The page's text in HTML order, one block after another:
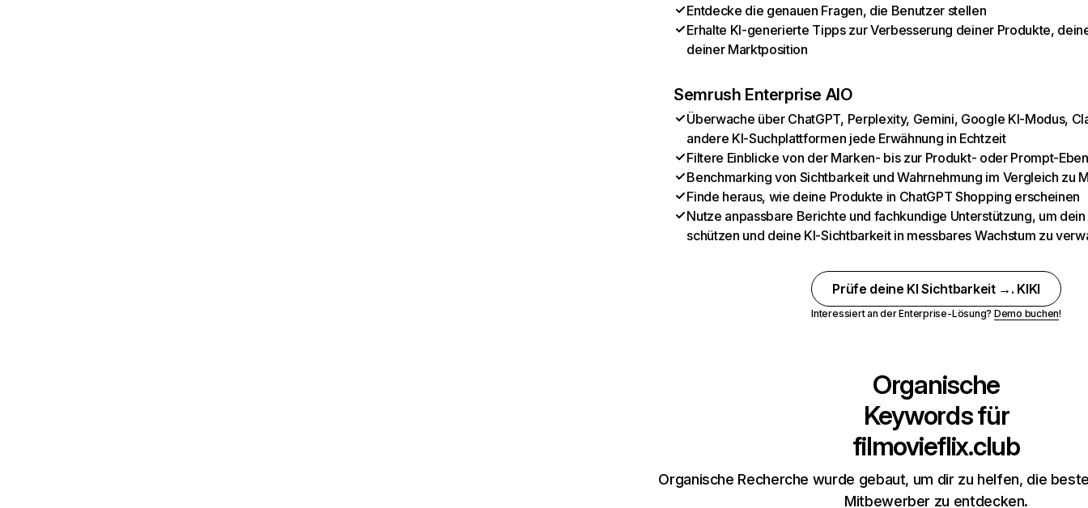
Entdecke die genauen Fragen, die Benutzer stellen
Erhalte KI-generierte Tipps zur Verbesserung deiner Produkte,
deiner Marktposition
Semrush Enterprise AIO
Überwache über ChatGPT, Perplexity, Gemini, Google KI-Modus,
andere KI-Suchplattformen jede Erwähnung in Echtzeit
Filtere Einblicke von der Marken- bis zur Produkt- oder Prompt-
Benchmarking von Sichtbarkeit und Wahrnehmung im Vergleich zu
Finde heraus, wie deine Produkte in ChatGPT Shopping erscheinen
Nutze anpassbare Berichte und fachkundige Unterstützung, um
schützen und deine KI-Sichtbarkeit in messbares Wachstum zu
Prüfe deine KI Sichtbarkeit →. KIKI
Interessiert an der Enterprise-Lösung? Demo buchen!
Organische
Keywords für
filmovieflix.club
Organische Recherche wurde gebaut, um dir zu helfen, die
Mitbewerber zu entdecken.